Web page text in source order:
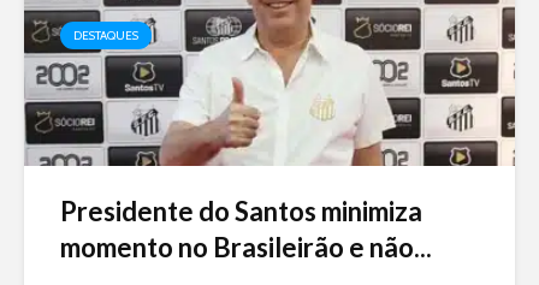
DESTAQUES
Presidente do Santos minimiza
momento no Brasileirão e não...